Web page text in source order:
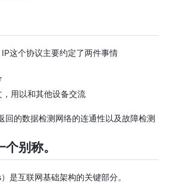
这个协议主要约定了两件事情
用以和其他设备交流
回的数据检测网络的连通性以及故障检测
别称。
是互联网基础架构的关键部分。